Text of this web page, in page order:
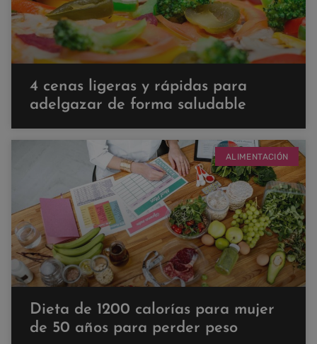
4 cenas ligeras y rápidas para
adelgazar de forma saludable
ALIMENTACIÓN
Dieta de 1200 calorías para mujer
de 50 años para perder peso